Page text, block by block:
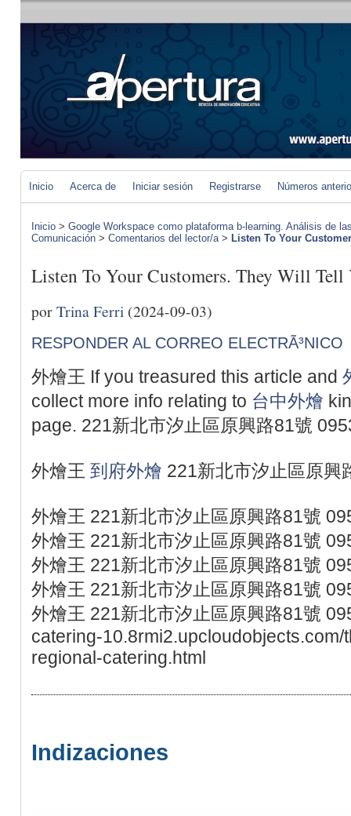
Inicio Acerca de Iniciar sesión Registrarse Números
Inicio > Google Workspace como plataforma b-learning. Análisis de
Comunicación > Comentarios del lector/a> Listen To Your
Listen To Your Customers. They Will
porTrina Ferri (2024-09-03)
RESPONDER AL CORREO ELECTRÃ³NICO
外燴王 If you treasured this article and
collect more info relating to 台中外燴
page. 221新北市汐止區原興路81號
外燴王 到府外燴 221新北市汐止區原興
外燴王 221新北市汐止區原興路81號
外燴王 221新北市汐止區原興路81號
外燴王 221新北市汐止區原興路81號
外燴王 221新北市汐止區原興路81號
外燴王 221新北市汐止區原興路81號
catering-
regional-catering.html
Indizaciones